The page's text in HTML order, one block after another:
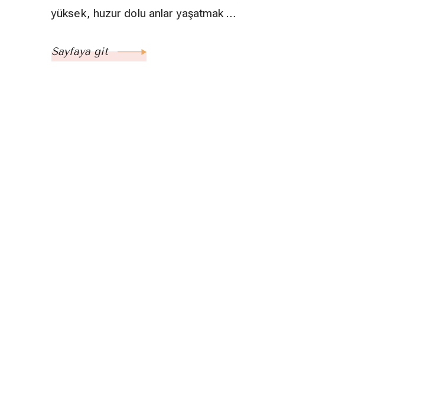
yüksek, huzur dolu anlar yaşatmak …
Sayfaya git